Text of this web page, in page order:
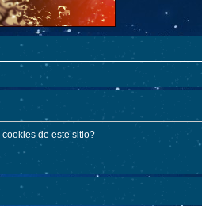
de este sitio?